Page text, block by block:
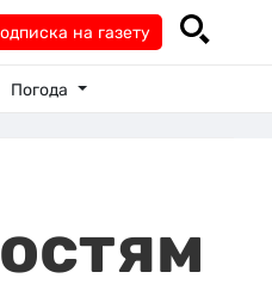
на газету
Погода